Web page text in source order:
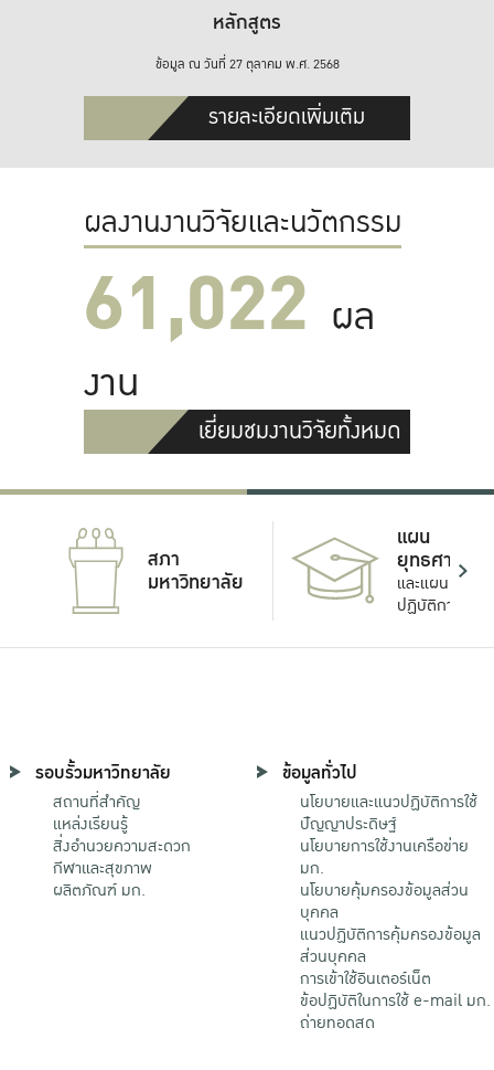
หลักสูตร
ข้อมูล ณ วันที่ 27 ตุลาคม พ.ศ. 2568
รายละเอียดเพิ่มเติม
ผลงานงานวิจัยและนวัตกรรม
61,022 ผล
งาน
เยี่ยมชมงานวิจัยทั้งหมด
สภา
มหาวิทยาลัย
แผน
ยุทธศาสตร์
และแผน
ปฏิบัติการ
รอบรั้วมหาวิทยาลัย
สถานที่สำคัญ
แหล่งเรียนรู้
สิ่งอำนวยความสะดวก
กีฬาและสุขภาพ
ผลิตภัณฑ์ มก.
ข้อมูลทั่วไป
นโยบายและแนวปฏิบัติการใช้
ปัญญาประดิษฐ์
นโยบายการใช้งานเครือข่าย
มก.
นโยบายคุ้มครองข้อมูลส่วน
บุคคล
แนวปฏิบัติการคุ้มครองข้อมูล
ส่วนบุคคล
การเข้าใช้อินเตอร์เน็ต
ข้อปฏิบัติในการใช้ e-mail มก.
ถ่ายทอดสด